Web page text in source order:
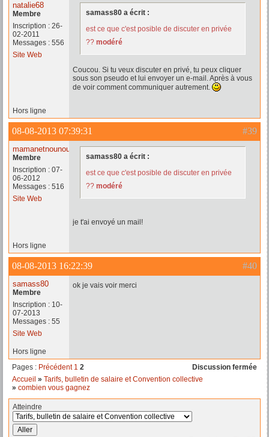
natalie68
Membre
Inscription : 26-
02-2011
Messages : 556
Site Web
samass80 a écrit :
est ce que c'est posible de discuter en privée
?? modéré
Coucou. Si tu veux discuter en privé, tu peux cliquer
sous son pseudo et lui envoyer un e-mail. Après à vous
de voir comment communiquer autrement.
Hors ligne
#39
08-08-2013 07:39:31
mamanetnounou
Membre
Inscription : 07-
06-2012
Messages : 516
Site Web
samass80 a écrit :
est ce que c'est posible de discuter en privée
?? modéré
je t'ai envoyé un mail!
Hors ligne
#40
08-08-2013 16:22:39
samass80
Membre
Inscription : 10-
07-2013
Messages : 55
Site Web
ok je vais voir merci
Hors ligne
Pages : Précédent 1 2
Discussion fermée
Accueil » Tarifs, bulletin de salaire et Convention collective
» combien vous gagnez
Atteindre